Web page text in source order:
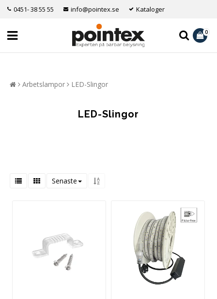
0451- 38 55 55 info@pointex.se Kataloger
0
Arbetslampor LED-Slingor
LED-Slingor
Senaste